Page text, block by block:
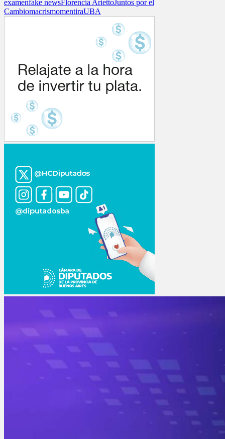
examenfake newsFlorencia AriettoJuntos por el
CambiomacrismomentiraUBA